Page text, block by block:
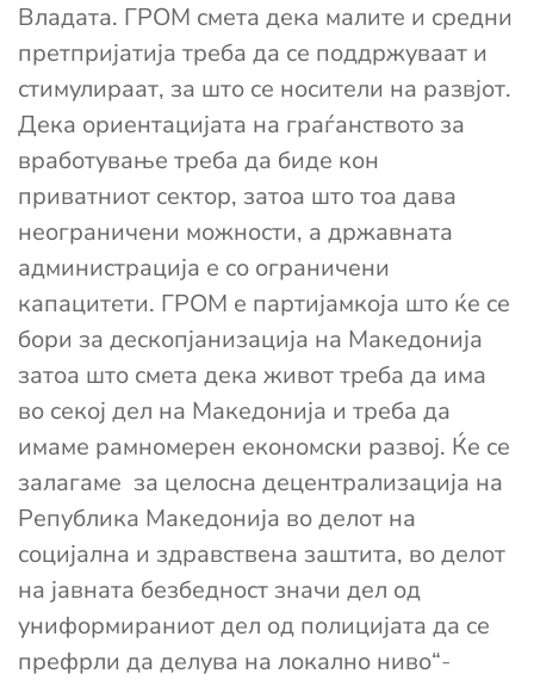
Владата. ГРОМ смета дека малите и средни
претпријатија треба да се поддржуваат и
стимулираат, за што се носители на развјот.
Дека ориентацијата на граѓанството за
вработување треба да биде кон
приватниот сектор, затоа што тоа дава
неограничени можности, а државната
администрација е со ограничени
капацитети. ГРОМ е партијамкоја што ќе се
бори за дескопјанизација на Македонија
затоа што смета дека живот треба да има
во секој дел на Македонија и треба да
имаме рамномерен економски развој. Ќе се
залагаме за целосна децентрализација на
Република Македонија во делот на
социјална и здравствена заштита, во делот
на јавната безбедност значи дел од
униформираниот дел од полицијата да се
префрли да делува на локално ниво“-